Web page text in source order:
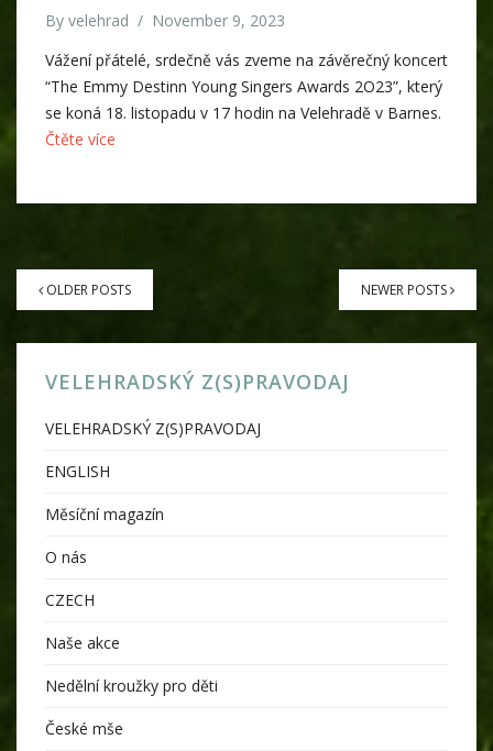
By velehrad / November 9, 2023
Vážení přátelé, srdečně vás zveme na závěrečný koncert
“The Emmy Destinn Young Singers Awards 2O23”, který
se koná 18. listopadu v 17 hodin na Velehradě v Barnes.
Čtěte více
navigation
OLDER POSTS NEWER POSTS
VELEHRADSKÝ Z(S)PRAVODAJ
VELEHRADSKÝ Z(S)PRAVODAJ
ENGLISH
Měsíční magazín
O nás
CZECH
Naše akce
Nedělní kroužky pro děti
České mše